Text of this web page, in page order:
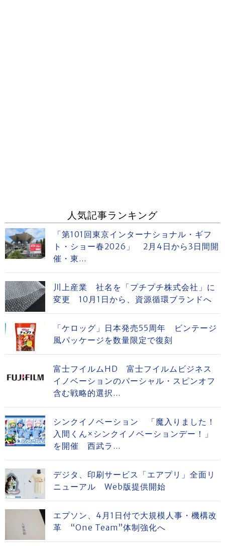
人気記事ランキング
「第101回東京インターナショナル・ギフ
ト・ショー春2026」 2月4日から3日間開
催・東...
川上産業 社名を「プチプチ株式会社」に
変更 10月1日から、資源循環ブランドへ
「ケロッグ」日本発売55周年 ビンテージ
風パッケージを数量限定で復刻
富士フイルムHD 富士フイルムビジネス
イノベーションのパーシャル・スピンオフ
含む戦略的選択...
シンクイノベーション 「魔入りました！
入間くん×シンクイノベーションデー！」
を開催 西武ラ...
デジタ、印刷サービス「エアプリ」全面リ
ニューアル Web版提供開始
エプソン、4月1日付で大規模人事・機構改
革 “One Team”体制強化へ